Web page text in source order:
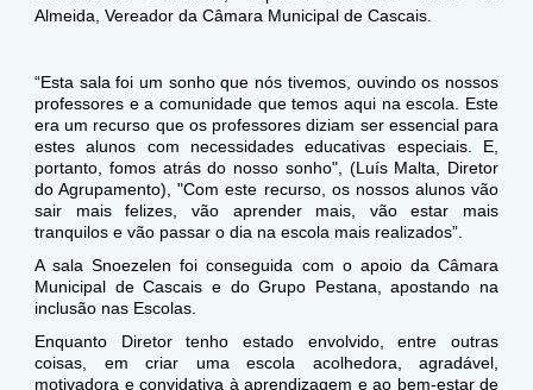
Almeida, Vereador da Câmara Municipal de Cascais.
“Esta sala foi um sonho que nós tivemos, ouvindo os nossos
professores e a comunidade que temos aqui na escola. Este
era um recurso que os professores diziam ser essencial para
estes alunos com necessidades educativas especiais. E,
portanto, fomos atrás do nosso sonho", (Luís Malta, Diretor
do Agrupamento), "Com este recurso, os nossos alunos vão
sair mais felizes, vão aprender mais, vão estar mais
tranquilos e vão passar o dia na escola mais realizados”.
A sala Snoezelen foi conseguida com o apoio da Câmara
Municipal de Cascais e do Grupo Pestana, apostando na
inclusão nas Escolas.
Enquanto Diretor tenho estado envolvido, entre outras
coisas, em criar uma escola acolhedora, agradável,
motivadora e convidativa à aprendizagem e ao bem-estar de